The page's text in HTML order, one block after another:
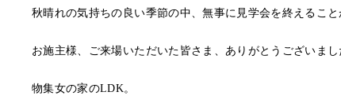
秋晴れの気持ちの良い季節の中、無事に見学会を終えること
お施主様、ご来場いただいた皆さま、ありがとうございまし
物集女の家のLDK。